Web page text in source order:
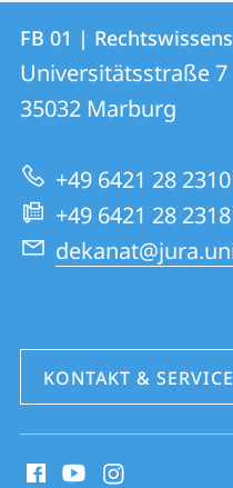
Kontakt
und
Informationen
zur
Website
FB
01
|
FB 01 |
Universitätsstraße 7
35032 Marburg
+49 6421 28
+49 6421 28
KONTAKT & SERVICE